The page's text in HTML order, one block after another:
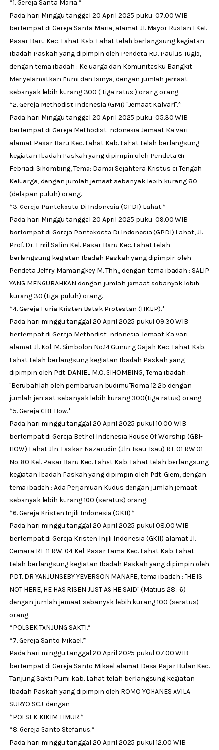
*1. Gereja Santa Maria.*
Pada hari Minggu tanggal 20 April 2025 pukul 07.00 WIB
bertempat di Gereja Santa Maria, alamat Jl. Mayor Ruslan I Kel.
Pasar Baru Kec. Lahat Kab. Lahat telah berlangsung kegiatan
Ibadah Paskah yang dipimpin oleh Pendeta RD. Paulus Tugio,
dengan tema ibadah : Keluarga dan Komunitasku Bangkit
Menyelamatkan Bumi dan Isinya, dengan jumlah jemaat
sebanyak lebih kurang 300 ( tiga ratus ) orang orang.
*2. Gereja Methodist Indonesia (GMI) "Jemaat Kalvari".*
Pada hari Minggu tanggal 20 April 2025 pukul 05.30 WIB
bertempat di Gereja Methodist Indonesia Jemaat Kalvari
alamat Pasar Baru Kec. Lahat Kab. Lahat telah berlangsung
kegiatan Ibadah Paskah yang dipimpin oleh Pendeta Gr
Febriadi Sihombing, Tema: Damai Sejahtera Kristus di Tengah
Keluarga, dengan jumlah jemaat sebanyak lebih kurang 80
(delapan puluh) orang.
*3. Gereja Pantekosta Di Indonesia (GPDI) Lahat.*
Pada hari Minggu tanggal 20 April 2025 pukul 09.00 WIB
bertempat di Gereja Pantekosta Di Indonesia (GPDI) Lahat, Jl.
Prof. Dr. Emil Salim Kel. Pasar Baru Kec. Lahat telah
berlangsung kegiatan Ibadah Paskah yang dipimpin oleh
Pendeta Jeffry Mamangkey M. Thh,, dengan tema ibadah : SALIP
YANG MENGUBAHKAN dengan jumlah jemaat sebanyak lebih
kurang 30 (tiga puluh) orang.
*4. Gereja Huria Kristen Batak Protestan (HKBP).*
Pada hari minggu tanggal 20 April 2025 pukul 09.30 WIB
bertempat di Gereja Methodist Indonesia Jemaat Kalvari
alamat Jl. Kol. M. Simbolon No.14 Gunung Gajah Kec. Lahat Kab.
Lahat telah berlangsung kegiatan Ibadah Paskah yang
dipimpin oleh Pdt. DANIEL M.O. SIHOMBING, Tema ibadah :
"Berubahlah oleh pembaruan budimu"Roma 12:2b dengan
jumlah jemaat sebanyak lebih kurang 300(tiga ratus) orang.
*5. Gereja GBI-How.*
Pada hari minggu tanggal 20 April 2025 pukul 10.00 WIB
bertempat di Gereja Bethel Indonesia House Of Worship (GBI-
HOW) Lahat Jln. Laskar Nazarudin (Jln. Isau-Isau) RT. 01 RW 01
No. 80 Kel. Pasar Baru Kec. Lahat Kab. Lahat telah berlangsung
kegiatan Ibadah Paskah yang dipimpin oleh Pdt. Giem, dengan
tema ibadah : Ada Perjamuan Kudus dengan jumlah jemaat
sebanyak lebih kurang 100 (seratus) orang.
*6. Gereja Kristen Injili Indonesia (GKII).*
Pada hari minggu tanggal 20 April 2025 pukul 08.00 WIB
bertempat di Gereja Kristen Injili Indonesia (GKII) alamat Jl.
Cemara RT. 11 RW. 04 Kel. Pasar Lama Kec. Lahat Kab. Lahat
telah berlangsung kegiatan Ibadah Paskah yang dipimpin oleh
PDT. DR YANJUNSEBY YEVERSON MANAFE, tema ibadah : "HE IS
NOT HERE, HE HAS RISEN JUST AS HE SAID" (Matius 28 : 6)
dengan jumlah jemaat sebanyak lebih kurang 100 (seratus)
orang.
*POLSEK TANJUNG SAKTI.*
*7. Gereja Santo Mikael.*
Pada hari minggu tanggal 20 April 2025 pukul 07.00 WIB
bertempat di Gereja Santo Mikael alamat Desa Pajar Bulan Kec.
Tanjung Sakti Pumi kab. Lahat telah berlangsung kegiatan
Ibadah Paskah yang dipimpin oleh ROMO YOHANES AVILA
SURYO SCJ, dengan
*POLSEK KIKIM TIMUR.*
*8. Gereja Santo Stefanus.*
Pada hari minggu tanggal 20 April 2025 pukul 12.00 WIB